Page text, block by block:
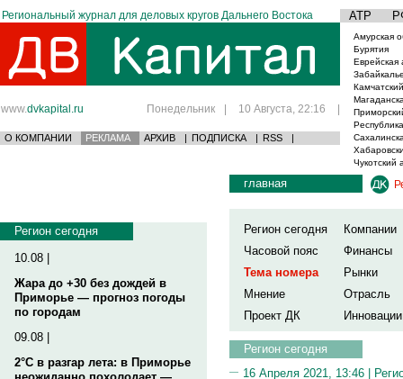
Региональный журнал для деловых кругов Дальнего Востока АТР
www.dvkapital.ru Понедельник | 10 Августа, 22:16 |
О КОМПАНИИ РЕКЛАМА АРХИВ | ПОДПИСКА | RSS |
Амурская
Бурятия
Еврейская
Чукотский
Регион сегодня
10.08 |
Жара до +30 без дождей в
Приморье — прогноз погоды
по городам
09.08 |
2°C в разгар лета: в Приморье
главная
Регион сегодня
Компании
Часовой пояс
Финансы
Тема номера
Рынки
Мнение
Отрасль
Проект ДК
Инновации
Регион сегодня
16 Апреля 2021, 13:46 |